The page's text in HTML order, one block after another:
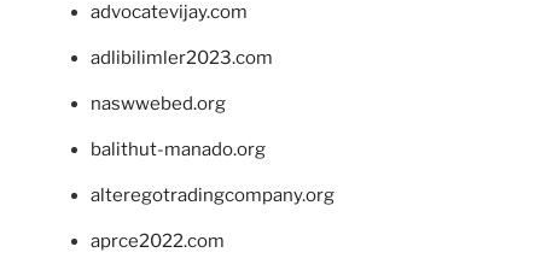
advocatevijay.com
adlibilimler2023.com
naswwebed.org
balithut-manado.org
alteregotradingcompany.org
aprce2022.com